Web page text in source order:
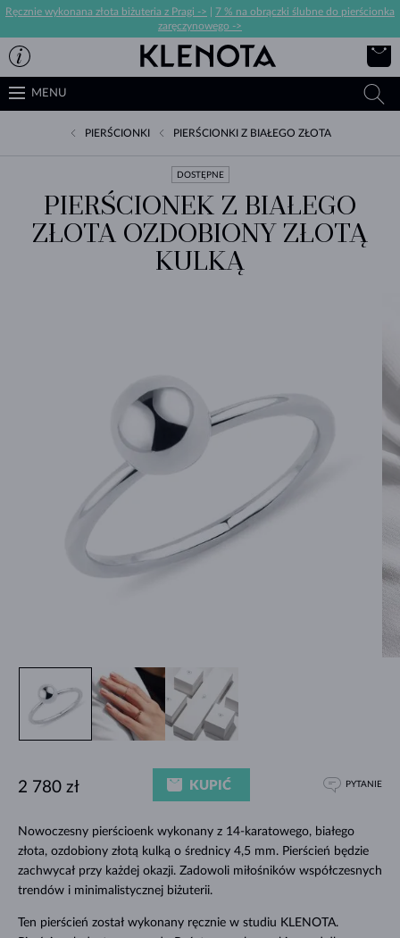
Ręcznie wykonana złota biżuteria z Pragi ->
7 % na obrączki ślubne do pierścionka
zaręczynowego ->
MENU
PIERŚCIONKI PIERŚCIONKI Z BIAŁEGO ZŁOTA
DOSTĘPNE
PIERŚCIONEK Z BIAŁEGO
ZŁOTA OZDOBIONY ZŁOTĄ
KULKĄ
Nowoczesny pierścioenk wykonany z 14-karatowego, białego
złota, ozdobiony złotą kulką o średnicy 4,5 mm. Pierścień będzie
zachwycał przy każdej okazji. Zadowoli miłośników współczesnych
trendów i minimalistycznej biżuterii.
Ten pierścień został wykonany ręcznie w studiu KLENOTA.
2 780 zł KUPIĆ PYTANIE